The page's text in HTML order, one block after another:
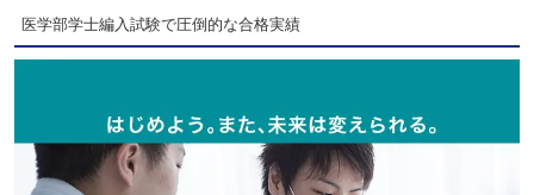
医学部学士編入試験で圧倒的な合格実績